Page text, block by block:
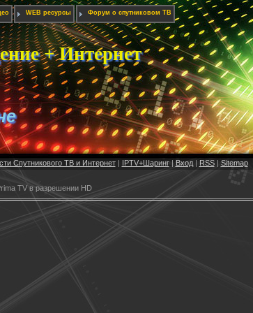
WEB ресурсы Форум о спутниковом ТВ
+ Интернет
Спутникового ТВ и Интернет| IPTV+Шаринг| Вход| RSS| Sitemap
TV в разрешении HD